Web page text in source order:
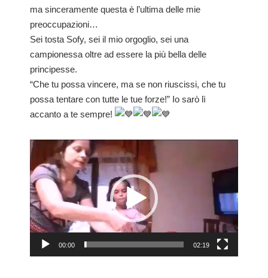
ma sinceramente questa è l’ultima delle mie
preoccupazioni…
Sei tosta Sofy, sei il mio orgoglio, sei una
campionessa oltre ad essere la più bella delle
principesse.
“Che tu possa vincere, ma se non riuscissi, che tu
possa tentare con tutte le tue forze!” Io sarò lì
accanto a te sempre!
00:00 02:19